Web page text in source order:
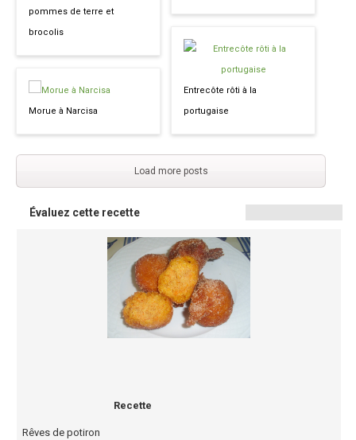
pommes de terre et
brocolis
Morue à Narcisa
Entrecôte rôti à la
portugaise
Load more posts
Évaluez cette recette
Recette
Rêves de potiron